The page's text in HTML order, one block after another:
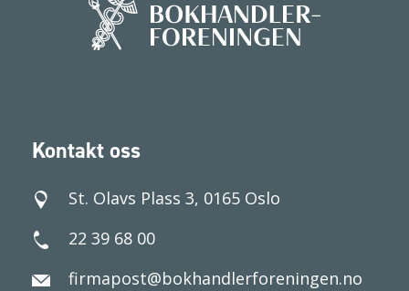
Kontakt oss
St. Olavs Plass 3, 0165 Oslo
22 39 68 00
firmapost@bokhandlerforeningen.no